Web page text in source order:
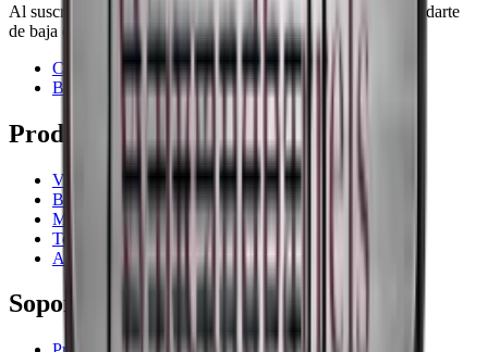
Al suscribirte, aceptas nuestra política de privacidad. Puedes darte
de baja en cualquier momento.
Contacto
Blog
Productos
Vinotecas
Botelleros
Muebles para vino
Toneles de vino
Accesorios para vino
Soporte